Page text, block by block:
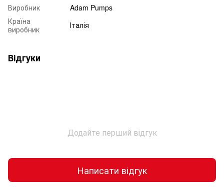
Виробник
Adam Pumps
Країна
виробник
Італія
Відгуки
Додайте перший відгук
Написати відгук